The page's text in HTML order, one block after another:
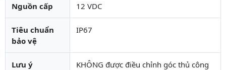
Nguồn cấp 12 VDC
Tiêu chuẩn
bảo vệ
IP67
Lưu ý KHÔNG được điều chỉnh góc thủ công